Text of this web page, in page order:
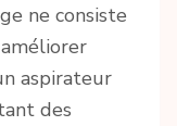
ne consiste
aspirateur
des